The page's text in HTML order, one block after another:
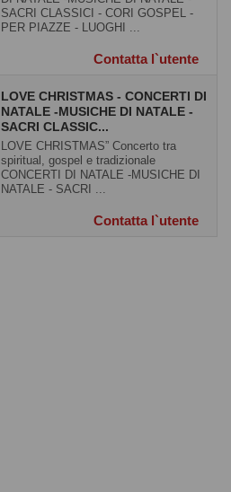
SACRI CLASSICI - CORI GOSPEL -
PER PIAZZE - LUOGHI ...
Contatta l`utente
LOVE CHRISTMAS - CONCERTI DI
NATALE -MUSICHE DI NATALE -
SACRI CLASSIC...
LOVE CHRISTMAS” Concerto tra
spiritual, gospel e tradizionale
CONCERTI DI NATALE -MUSICHE DI
NATALE - SACRI ...
Contatta l`utente